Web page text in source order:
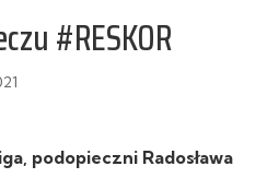
#RESKOR
podopieczni Radosława